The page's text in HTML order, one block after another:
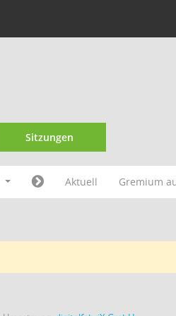
Sitzungen
Aktuell Gremium